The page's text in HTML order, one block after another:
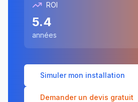
ROI
5.4
années
Simuler mon installation
Demander un devis gratuit